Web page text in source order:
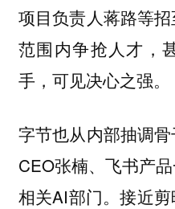
项目负责人蒋路等
范围内争抢人才，
手，可见决心之强。
字节也从内部抽调
CEO张楠、飞书产
相关AI部门。接近